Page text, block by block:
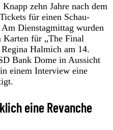
zehn Jahre nach dem
für einen Schau-
Dienstagmittag wurden
Karten für „The Final
Halmich am 14.
Bank Dome in Aussicht
einem Interview eine
eine Revanche